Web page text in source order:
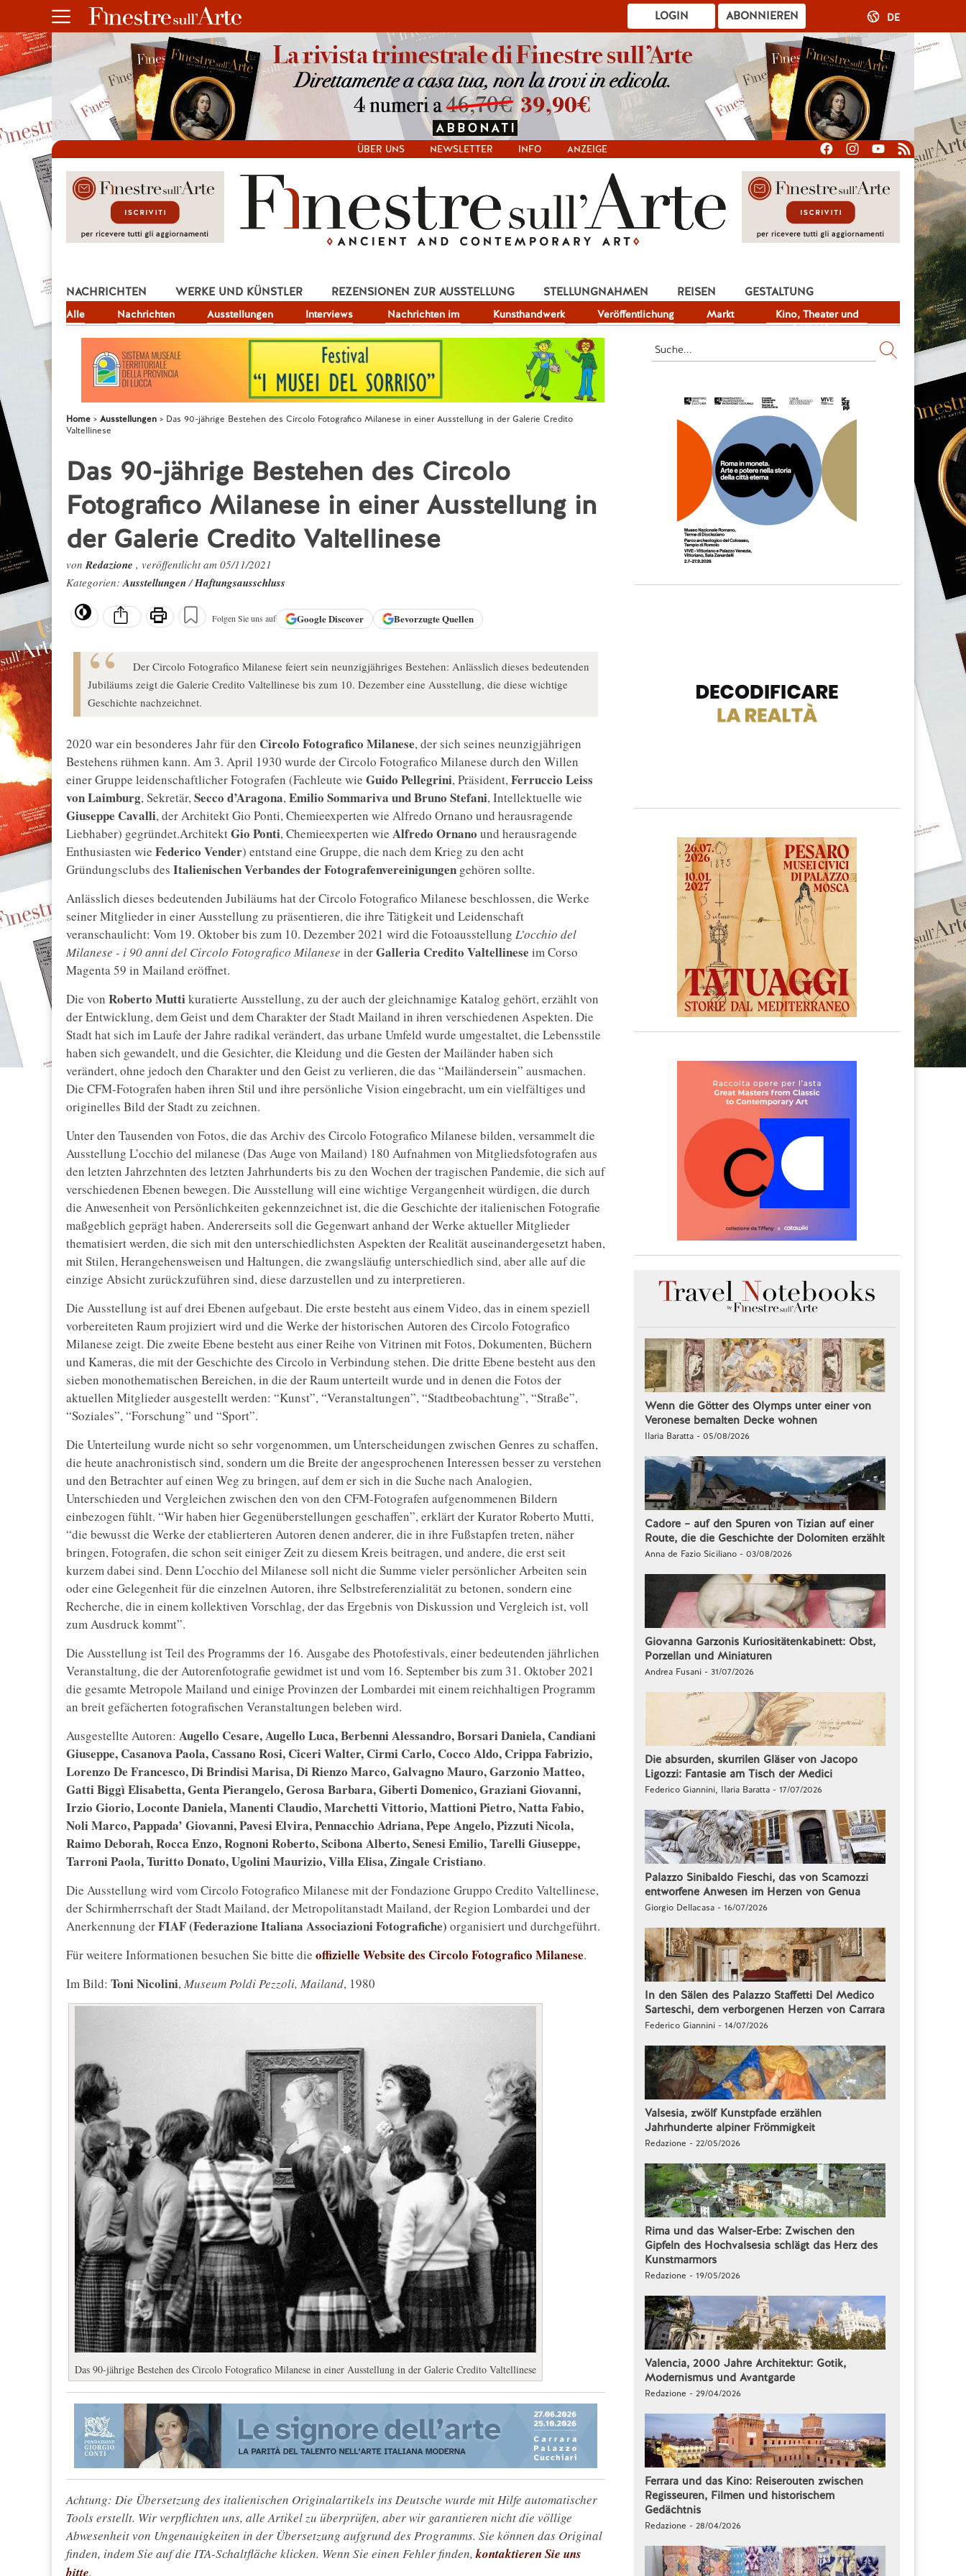
ABONNIEREN
LOGIN DE
ÜBER UNS NEWSLETTER INFO ANZEIGE
NACHRICHTEN
Alle Nachrichten Ausstellungen Interviews
Nachrichten im
Fokus
Kunsthandwerk Veröffentlichung Markt
Kino, Theater und
Fernsehen
WERKE UND KÜNSTLER REZENSIONEN ZUR AUSSTELLUNG STELLUNGNAHMEN REISEN
GESTALTUNG
JOB
Home Ausstellungen
Das 90-jährige Bestehen des Circolo Fotografico Milanese in einer Ausstellung in der Galerie Credito
Valtellinese
Das 90-jährige Bestehen des Circolo
Fotografico Milanese in einer Ausstellung in
der Galerie Credito Valtellinese
vonRedazione , veröffentlicht am 05/11/2021
Kategorien:Ausstellungen/Haftungsausschluss
Folgen Sie uns auf GoogleDiscover Bevorzugte Quellen
Der Circolo Fotografico Milanese feiert sein neunzigjähriges Bestehen: Anlässlich dieses bedeutenden
Jubiläums zeigt die Galerie Credito Valtellinese bis zum 10. Dezember eine Ausstellung, die diese wichtige
Geschichte nachzeichnet.
2020 war ein besonderes Jahr für den Circolo Fotografico Milanese, der sich seines neunzigjährigen
Bestehens rühmen kann. Am 3. April 1930 wurde der Circolo Fotografico Milanese durch den Willen
einer Gruppe leidenschaftlicher Fotografen (Fachleute wie Guido Pellegrini, Präsident,Ferruccio Leiss
von Laimburg, Sekretär,Secco d’Aragona,Emilio Sommariva und Bruno Stefani, Intellektuelle wie
Giuseppe Cavalli, der Architekt Gio Ponti, Chemieexperten wie Alfredo Ornano und herausragende
Liebhaber) gegründet.ArchitektGio Ponti, Chemieexperten wie Alfredo Ornano und herausragende
Enthusiasten wie Federico Vender) entstand eine Gruppe, die nach dem Krieg zu den acht
Gründungsclubs des Italienischen Verbandes der Fotografenvereinigungen gehören sollte.
Anlässlich dieses bedeutenden Jubiläums hat der Circolo Fotografico Milanese beschlossen, die Werke
seiner Mitglieder in einer Ausstellung zu präsentieren, die ihre Tätigkeit und Leidenschaft
veranschaulicht: Vom 19. Oktober bis zum 10. Dezember 2021 wird die Fotoausstellung L’occhio del
Milanese - i 90 anni del Circolo Fotografico Milanese in derGalleria Credito Valtellinese im Corso
Magenta 59 in Mailand eröffnet.
Die von Roberto Muttikuratierte Ausstellung, zu der auch der gleichnamige Katalog gehört, erzählt von
der Entwicklung, dem Geist und dem Charakter der Stadt Mailand in ihren verschiedenen Aspekten. Die
Stadt hat sich im Laufe der Jahre radikal verändert, das urbane Umfeld wurde umgestaltet, die Lebensstile
haben sich gewandelt, und die Gesichter, die Kleidung und die Gesten der Mailänder haben sich
verändert, ohne jedoch den Charakter und den Geist zu verlieren, die das “Mailändersein” ausmachen.
Die CFM-Fotografen haben ihren Stil und ihre persönliche Vision eingebracht, um ein vielfältiges und
originelles Bild der Stadt zu zeichnen.
Unter den Tausenden von Fotos, die das Archiv des Circolo Fotografico Milanese bilden, versammelt die
Ausstellung L’occhio del milanese (Das Auge von Mailand) 180 Aufnahmen von Mitgliedsfotografen aus
den letzten Jahrzehnten des letzten Jahrhunderts bis zu den Wochen der tragischen Pandemie, die sich auf
verschiedenen Ebenen bewegen. Die Ausstellung will eine wichtige Vergangenheit würdigen, die durch
die Anwesenheit von Persönlichkeiten gekennzeichnet ist, die die Geschichte der italienischen Fotografie
maßgeblich geprägt haben. Andererseits soll die Gegenwart anhand der Werke aktueller Mitglieder
thematisiert werden, die sich mit den unterschiedlichsten Aspekten der Realität auseinandergesetzt haben,
mit Stilen, Herangehensweisen und Haltungen, die zwangsläufig unterschiedlich sind, aber alle auf die
einzige Absicht zurückzuführen sind, diese darzustellen und zu interpretieren.
Die Ausstellung ist auf drei Ebenen aufgebaut. Die erste besteht aus einem Video, das in einem speziell
vorbereiteten Raum projiziert wird und die Werke der historischen Autoren des Circolo Fotografico
Milanese zeigt. Die zweite Ebene besteht aus einer Reihe von Vitrinen mit Fotos, Dokumenten, Büchern
und Kameras, die mit der Geschichte des Circolo in Verbindung stehen. Die dritte Ebene besteht aus den
sieben monothematischen Bereichen, in die der Raum unterteilt wurde und in denen die Fotos der
aktuellen Mitglieder ausgestellt werden: “Kunst”, “Veranstaltungen”, “Stadtbeobachtung”, “Straße”,
“Soziales”, “Forschung” und “Sport”.
Die Unterteilung wurde nicht so sehr vorgenommen, um Unterscheidungen zwischen Genres zu schaffen,
die heute anachronistisch sind, sondern um die Breite der angesprochenen Interessen besser zu verstehen
und den Betrachter auf einen Weg zu bringen, auf dem er sich in die Suche nach Analogien,
Unterschieden und Vergleichen zwischen den von den CFM-Fotografen aufgenommenen Bildern
einbezogen fühlt. “Wir haben hier Gegenüberstellungen geschaffen”, erklärt der Kurator Roberto Mutti,
“die bewusst die Werke der etablierteren Autoren denen anderer, die in ihre Fußstapfen treten, näher
bringen, Fotografen, die schon seit einiger Zeit zu diesem Kreis beitragen, und andere, die erst seit
kurzem dabei sind. Denn L’occhio del Milanese soll nicht die Summe vieler persönlicher Arbeiten sein
oder eine Gelegenheit für die einzelnen Autoren, ihre Selbstreferenzialität zu betonen, sondern eine
Recherche, die in einem kollektiven Vorschlag, der das Ergebnis von Diskussion und Vergleich ist, voll
zum Ausdruck kommt”.
Die Ausstellung ist Teil des Programms der 16. Ausgabe des Photofestivals, einer bedeutenden jährlichen
Veranstaltung, die der Autorenfotografie gewidmet ist und vom 16. September bis zum 31. Oktober 2021
die gesamte Metropole Mailand und einige Provinzen der Lombardei mit einem reichhaltigen Programm
an breit gefächerten fotografischen Veranstaltungen beleben wird.
Ausgestellte Autoren: Augello Cesare, Augello Luca, Berbenni Alessandro, Borsari Daniela, Candiani
Giuseppe, Casanova Paola, Cassano Rosi, Ciceri Walter, Cirmi Carlo, Cocco Aldo, Crippa Fabrizio,
Lorenzo De Francesco, Di Brindisi Marisa, Di Rienzo Marco, Galvagno Mauro, Garzonio Matteo,
Gatti Biggì Elisabetta, Genta Pierangelo, Gerosa Barbara, Giberti Domenico, Graziani Giovanni,
Irzio Giorio, Loconte Daniela, Manenti Claudio, Marchetti Vittorio, Mattioni Pietro, Natta Fabio,
Noli Marco, Pappada’ Giovanni, Pavesi Elvira, Pennacchio Adriana, Pepe Angelo, Pizzuti Nicola,
Raimo Deborah, Rocca Enzo, Rognoni Roberto, Scibona Alberto, Senesi Emilio, Tarelli Giuseppe,
Tarroni Paola, Turitto Donato, Ugolini Maurizio, Villa Elisa, Zingale Cristiano.
Die Ausstellung wird vom Circolo Fotografico Milanese mit der Fondazione Gruppo Credito Valtellinese,
der Schirmherrschaft der Stadt Mailand, der Metropolitanstadt Mailand, der Region Lombardei und der
Anerkennung derFIAF (Federazione Italiana Associazioni Fotografiche) organisiert und durchgeführt.
Für weitere Informationen besuchen Sie bitte die offizielle Website des Circolo Fotografico Milanese.
Im Bild: Toni Nicolini,Museum Poldi Pezzoli, Mailand, 1980
Das 90-jährige Bestehen des Circolo Fotografico Milanese in einer Ausstellung in der Galerie Credito Valtellinese
Achtung: Die Übersetzung des italienischen Originalartikels ins Deutsche wurde mit Hilfe automatischer
Tools erstellt. Wir verpflichten uns, alle Artikel zu überprüfen, aber wir garantieren nicht die völlige
Abwesenheit von Ungenauigkeiten in der Übersetzung aufgrund des Programms. Sie können das Original
finden, indem Sie auf die ITA-Schaltfläche klicken. Wenn Sie einen Fehler finden,kontaktieren Sie uns
.
Wenn die Götter des Olymps unter einer von
Veronese bemalten Decke wohnen
Ilaria Baratta - 05/08/2026
Cadore – auf den Spuren von Tizian auf einer
Route, die die Geschichte der Dolomiten erzählt
Anna de Fazio Siciliano - 03/08/2026
Giovanna Garzonis Kuriositätenkabinett: Obst,
Porzellan und Miniaturen
Andrea Fusani - 31/07/2026
Die absurden, skurrilen Gläser von Jacopo
Ligozzi: Fantasie am Tisch der Medici
Federico Giannini, Ilaria Baratta - 17/07/2026
Palazzo Sinibaldo Fieschi, das von Scamozzi
entworfene Anwesen im Herzen von Genua
Giorgio Dellacasa - 16/07/2026
In den Sälen des Palazzo Staffetti Del Medico
Sarteschi, dem verborgenen Herzen von Carrara
Federico Giannini - 14/07/2026
Valsesia, zwölf Kunstpfade erzählen
Jahrhunderte alpiner Frömmigkeit
Redazione - 22/05/2026
Rima und das Walser-Erbe: Zwischen den
Gipfeln des Hochvalsesia schlägt das Herz des
Kunstmarmors
Redazione - 19/05/2026
Valencia, 2000 Jahre Architektur: Gotik,
Modernismus und Avantgarde
Redazione - 29/04/2026
Ferrara und das Kino: Reiserouten zwischen
Regisseuren, Filmen und historischem
Gedächtnis
Redazione - 28/04/2026